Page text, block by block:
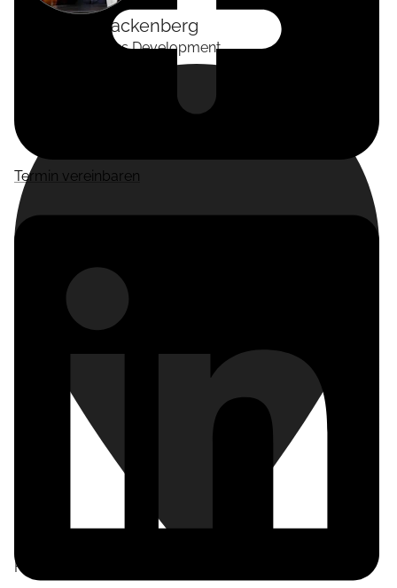
Termin vereinbaren
Tackenberg
Head of Business Development
Frankfurt am Main